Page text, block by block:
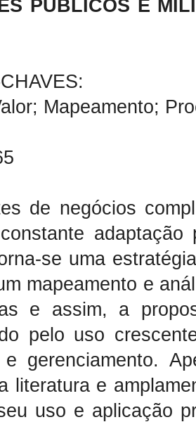
PÚBLICOS E
Mapeamento;
de negócios
se uma
mapeamento e
e assim, a
pelo uso
e gerenciamento.
literatura e
uso e aplicação